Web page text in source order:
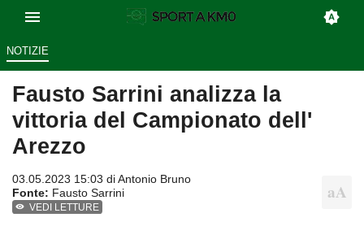
NOTIZIE
Fausto Sarrini analizza la
vittoria del Campionato dell'
Arezzo
03.05.2023 15:03 diAntonio Bruno
Fonte: Fausto Sarrini
VEDI LETTURE